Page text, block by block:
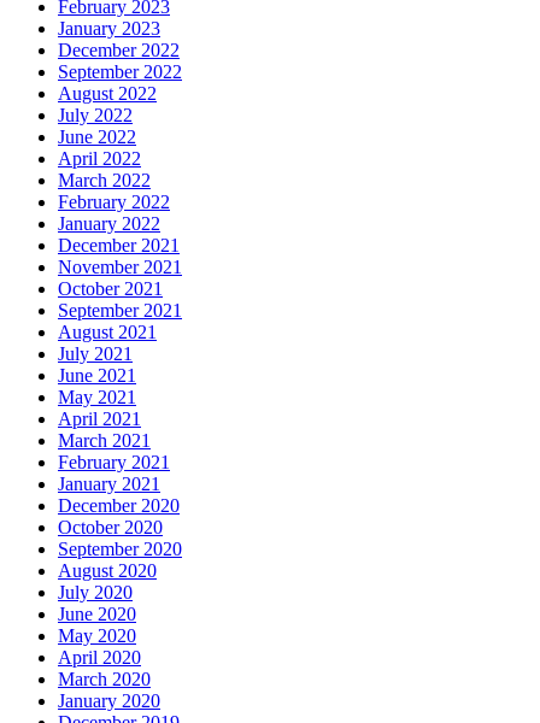
February 2023
January 2023
December 2022
September 2022
August 2022
July 2022
June 2022
April 2022
March 2022
February 2022
January 2022
December 2021
November 2021
October 2021
September 2021
August 2021
July 2021
June 2021
May 2021
April 2021
March 2021
February 2021
January 2021
December 2020
October 2020
September 2020
August 2020
July 2020
June 2020
May 2020
April 2020
March 2020
January 2020